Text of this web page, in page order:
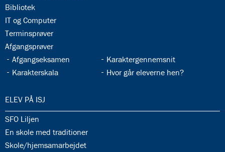
33.7:
Bibliotek
33.8:
IT og Computer
33.9:
Terminsprøver
33.10:
Afgangsprøver
33.11:
Afgangseksamen 33.12:
Karaktergennemsnit
33.13:
Karakterskala 33.14:
Hvor går eleverne hen?
34.0:
ELEV PÅ ISJ
34.1:
SFO Liljen
34.2:
En skole med traditioner
34.3:
Skole/hjemsamarbejdet